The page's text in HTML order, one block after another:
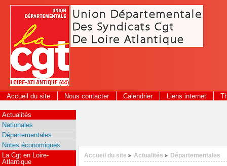
Panneau de gestion des cookies
Accueil du site Nous contacter Calendrier Liens internet
2026
Accueil du site > Actualités > Départementales
Actualités
Nationales
Départementales
Notes économiques
La Cgt en Loire-
Atlantique